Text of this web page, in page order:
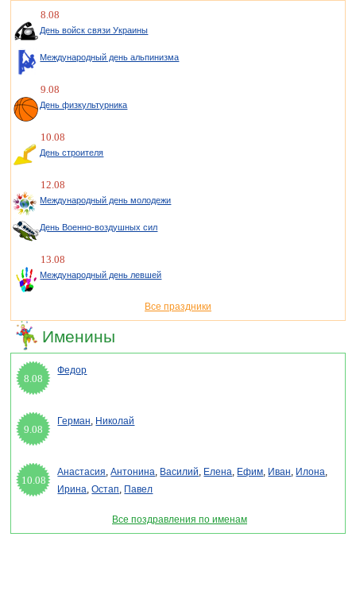
8.08
День войск связи Украины
Международный день альпинизма
9.08
День физкультурника
10.08
День строителя
12.08
Международный день молодежи
День Военно-воздушных сил
13.08
Международный день левшей
Все праздники
Именины
8.08
Федор
9.08
Герман, Николай
10.08
Анастасия,Антонина, Василий, Елена, Ефим, Иван, Илона,
Ирина,Остап, Павел
Все поздравления по именам